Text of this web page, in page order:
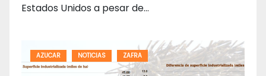
Estados Unidos a pesar de…
AZUCAR NOTICIAS ZAFRA